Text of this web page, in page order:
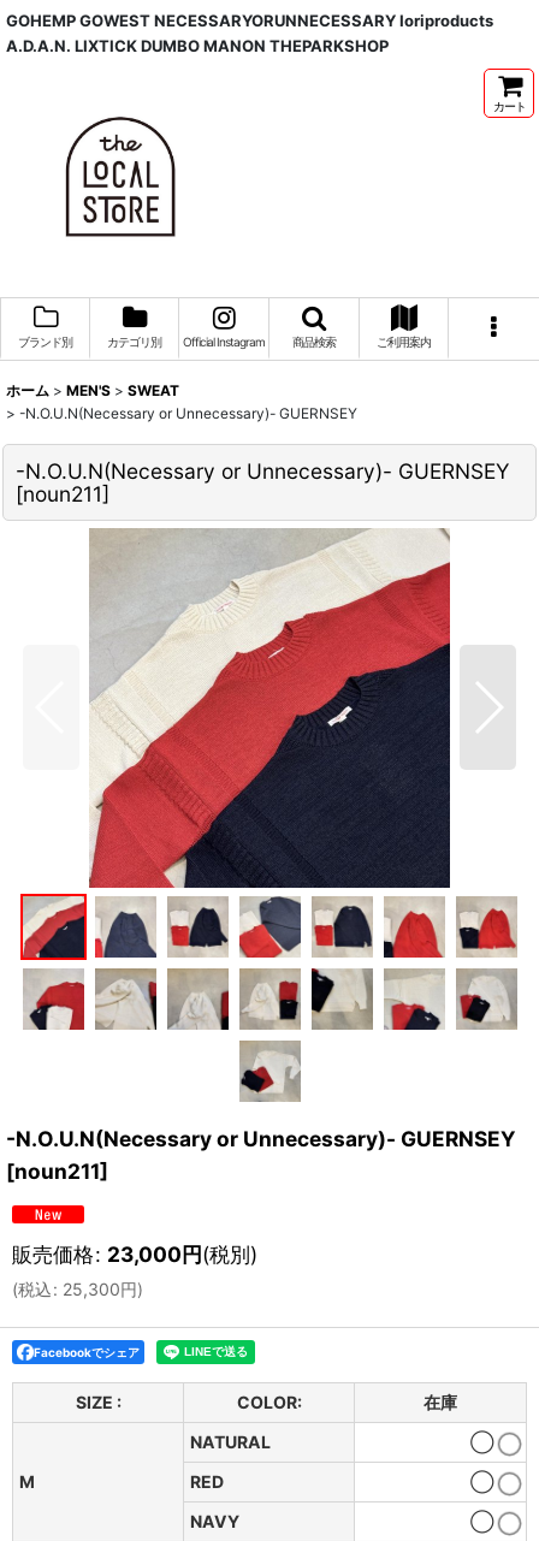
GOHEMP GOWEST NECESSARYORUNNECESSARY Ioriproducts
A.D.A.N. LIXTICK DUMBO MANON THEPARKSHOP
カート
ブランド別 カテゴリ別 Official Instagram 商品検索 ご利用案内
ホーム > MEN'S > SWEAT
> -N.O.U.N(Necessary or Unnecessary)- GUERNSEY
-N.O.U.N(Necessary or Unnecessary)- GUERNSEY
[noun211]
-N.O.U.N(Necessary or Unnecessary)- GUERNSEY
[noun211]
販売価格: 23,000円(税別)
(税込: 25,300円)
Facebookでシェア
SIZE : COLOR: 在庫
M
NATURAL
◯
RED
◯
NAVY
◯